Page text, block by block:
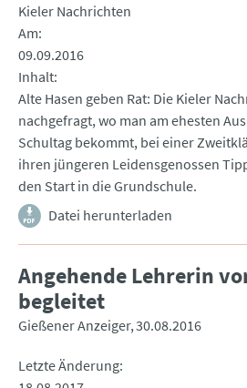
Kieler Nachrichten
Am
09.09.2016
Inhalt
Alte Hasen geben Rat: Die Kieler
nachgefragt, wo man am ehesten
Schultag bekommt, bei einer
ihren jüngeren Leidensgenossen
den Start in die Grundschule.
Datei herunterladen
Angehende Lehrerin
begleitet
Gießener Anzeiger 30.08.2016
Letzte Änderung